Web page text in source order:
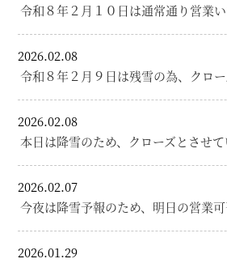
令和８年２月１０日は通常通り営業い
2026.02.08
令和８年２月９日は残雪の為、クロー
2026.02.08
本日は降雪のため、クローズとさせて
2026.02.07
今夜は降雪予報のため、明日の営業
2026.01.29